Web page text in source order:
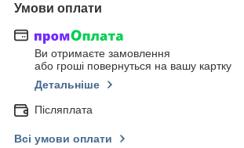
Умови оплати
Ви отримаєте замовлення
або гроші повернуться на вашу картку
Детальніше
Післяплата
Всі умови оплати